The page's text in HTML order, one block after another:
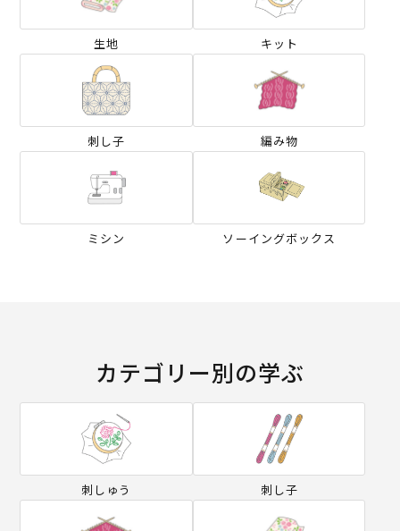
生地 キット
刺し子 編み物
ミシン ソーイングボックス
カテゴリー別の学ぶ
刺しゅう 刺し子